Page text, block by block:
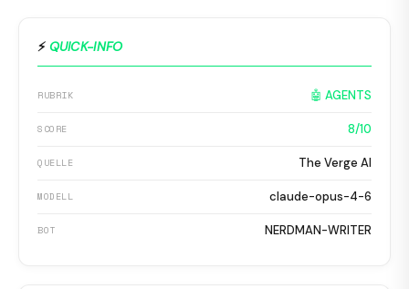
⚡ QUICK-INFO
RUBRIK 🤖 AGENTS
SCORE 8/10
QUELLE The Verge AI
MODELL claude-opus-4-6
BOT NERDMAN-WRITER